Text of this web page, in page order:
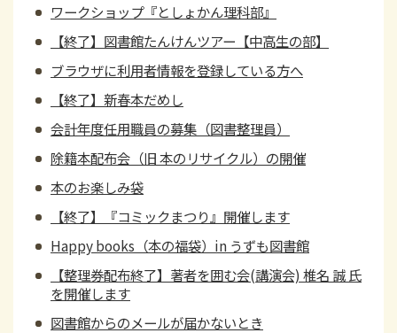
ワークショップ『としょかん理科部』
【終了】図書館たんけんツアー【中高生の部】
ブラウザに利用者情報を登録している方へ
【終了】新春本だめし
会計年度任用職員の募集（図書整理員）
除籍本配布会（旧 本のリサイクル）の開催
本のお楽しみ袋
【終了】『コミックまつり』開催します
Happy books（本の福袋）in うずも図書館
【整理券配布終了】著者を囲む会(講演会) 椎名 誠 氏
を開催します
図書館からのメールが届かないとき